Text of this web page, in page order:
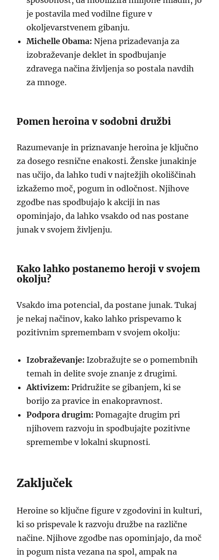
je postavila med vodilne figure v
okoljevarstvenem gibanju.
Michelle Obama: Njena prizadevanja za
izobraževanje deklet in spodbujanje
zdravega načina življenja so postala navdih
za mnoge.
Pomen heroina v sodobni družbi
Razumevanje in priznavanje heroina je ključno
za dosego resnične enakosti. Ženske junakinje
nas učijo, da lahko tudi v najtežjih okoliščinah
izkažemo moč, pogum in odločnost. Njihove
zgodbe nas spodbujajo k akciji in nas
opominjajo, da lahko vsakdo od nas postane
junak v svojem življenju.
Kako lahko postanemo heroji v svojem
okolju?
Vsakdo ima potencial, da postane junak. Tukaj
je nekaj načinov, kako lahko prispevamo k
pozitivnim spremembam v svojem okolju:
Izobraževanje: Izobražujte se o pomembnih
temah in delite svoje znanje z drugimi.
Aktivizem: Pridružite se gibanjem, ki se
borijo za pravice in enakopravnost.
Podpora drugim: Pomagajte drugim pri
njihovem razvoju in spodbujajte pozitivne
spremembe v lokalni skupnosti.
Zaključek
Heroine so ključne figure v zgodovini in kulturi,
ki so prispevale k razvoju družbe na različne
načine. Njihove zgodbe nas opominjajo, da moč
in pogum nista vezana na spol, ampak na